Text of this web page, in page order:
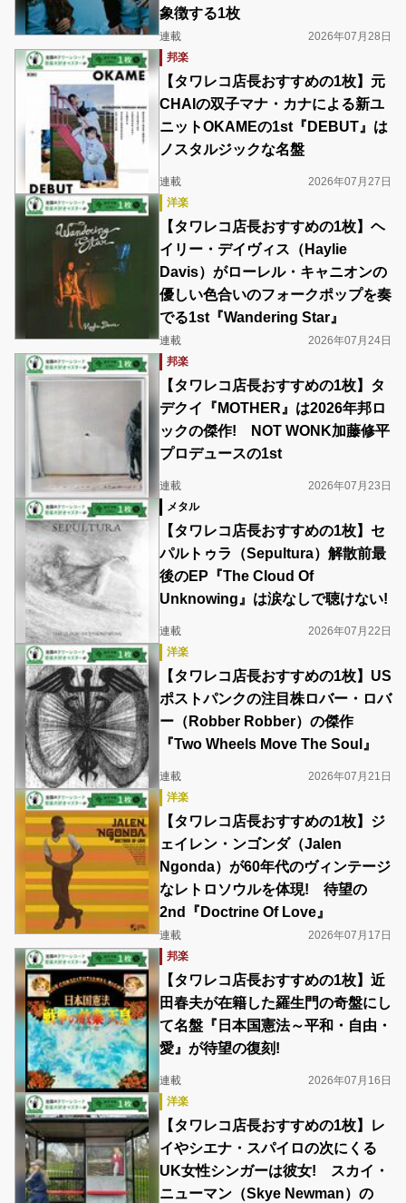
象徴する1枚
連載
2026年07月28日
邦楽
【タワレコ店長おすすめの1枚】元
CHAIの双子マナ・カナによる新ユ
ニットOKAMEの1st『DEBUT』は
ノスタルジックな名盤
連載
2026年07月27日
洋楽
【タワレコ店長おすすめの1枚】ヘ
イリー・デイヴィス（Haylie
Davis）がローレル・キャニオンの
優しい色合いのフォークポップを奏
でる1st『Wandering Star』
連載
2026年07月24日
邦楽
【タワレコ店長おすすめの1枚】タ
デクイ『MOTHER』は2026年邦ロ
ックの傑作! NOT WONK加藤修平
プロデュースの1st
連載
2026年07月23日
メタル
【タワレコ店長おすすめの1枚】セ
パルトゥラ（Sepultura）解散前最
後のEP『The Cloud Of
Unknowing』は涙なしで聴けない!
連載
2026年07月22日
洋楽
【タワレコ店長おすすめの1枚】US
ポストパンクの注目株ロバー・ロバ
ー（Robber Robber）の傑作
『Two Wheels Move The Soul』
連載
2026年07月21日
洋楽
【タワレコ店長おすすめの1枚】ジ
ェイレン・ンゴンダ（Jalen
Ngonda）が60年代のヴィンテージ
なレトロソウルを体現! 待望の
2nd『Doctrine Of Love』
連載
2026年07月17日
邦楽
【タワレコ店長おすすめの1枚】近
田春夫が在籍した羅生門の奇盤にし
て名盤『日本国憲法～平和・自由・
愛』が待望の復刻!
連載
2026年07月16日
洋楽
【タワレコ店長おすすめの1枚】レ
イやシエナ・スパイロの次にくる
UK女性シンガーは彼女! スカイ・
ニューマン（Skye Newman）の